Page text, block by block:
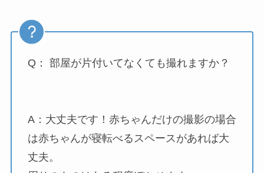
Q： 部屋が片付いてなくても撮れますか？
A：大丈夫です！赤ちゃんだけの撮影の場合
は赤ちゃんが寝転べるスペースがあれば大
丈夫。